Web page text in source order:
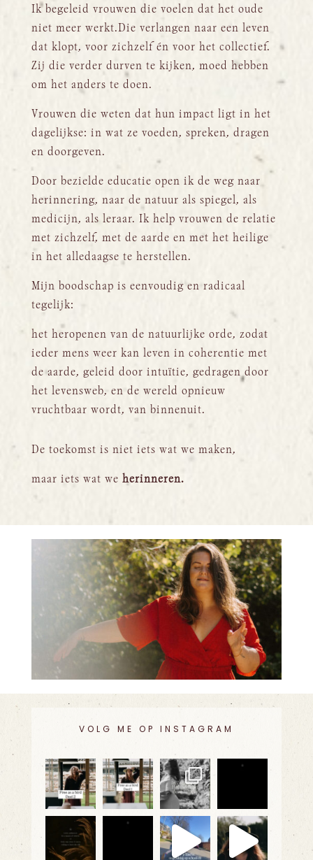
Ik begeleid vrouwen die voelen dat het oude
niet meer werkt.Die verlangen naar een leven
dat klopt, voor zichzelf én voor het collectief.
Zij die verder durven te kijken, moed hebben
om het anders te doen.
Vrouwen die weten dat hun impact ligt in het
dagelijkse: in wat ze voeden, spreken, dragen
en doorgeven.
Door bezielde educatie open ik de weg naar
herinnering, naar de natuur als spiegel, als
medicijn, als leraar. Ik help vrouwen de relatie
met zichzelf, met de aarde en met het heilige
in het alledaagse te herstellen.
Mijn boodschap is eenvoudig en radicaal
tegelijk:
het heropenen van de natuurlijke orde, zodat
ieder mens weer kan leven in coherentie met
de aarde, geleid door intuïtie, gedragen door
het levensweb, en de wereld opnieuw
vruchtbaar wordt, van binnenuit.
De toekomst is niet iets wat we maken,
maar iets wat we herinneren.
VOLG ME OP INSTAGRAM